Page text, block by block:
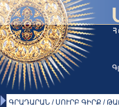
ԳՐԱԴԱՐԱՆ / ՍՈՒՐԲ ԳԻՐՔ /